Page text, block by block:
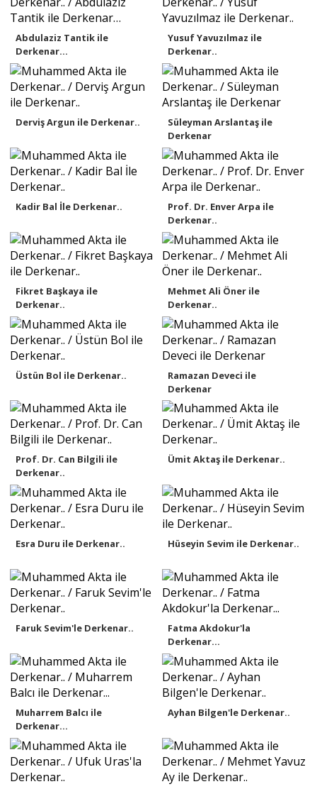
Abdulaziz Tantik ile
Derkenar…
Yusuf Yavuzılmaz ile
Derkenar..
Derviş Argun ile Derkenar..
Süleyman Arslantaş ile
Derkenar
Kadir Bal İle Derkenar..
Prof. Dr. Enver Arpa ile
Derkenar..
Fikret Başkaya ile
Derkenar..
Mehmet Ali Öner ile
Derkenar..
Üstün Bol ile Derkenar..
Ramazan Deveci ile
Derkenar
Prof. Dr. Can Bilgili ile
Derkenar..
Ümit Aktaş ile Derkenar..
Esra Duru ile Derkenar.. Hüseyin Sevim ile Derkenar..
Faruk Sevim'le Derkenar..
Fatma Akdokur'la
Derkenar...
Muharrem Balcı ile
Derkenar...
Ayhan Bilgen'le Derkenar..